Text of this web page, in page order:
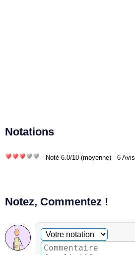
Notations
- Noté 6.0/10 (moyenne) - 6 Avis
Notez, Commentez !
Commentaire facultatif
Votre notation